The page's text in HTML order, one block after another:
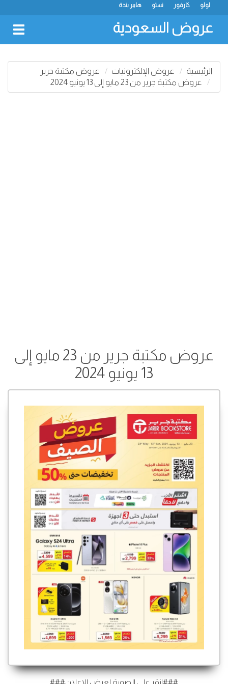
هايبر بندة نستو كارفور لولو
عروض السعودية
الرئيسية عروض الإلكترونيات
عروض مكتبة جرير
عروض مكتبة جرير من 23 مايو إلى 13 يونيو 2024
عروض مكتبة جرير من 23 مايو إلى
13 يونيو 2024